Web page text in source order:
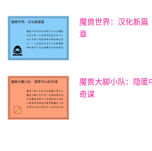
魔兽世界：汉化新篇
章
魔兽大脚小队：隐匿
奇谋